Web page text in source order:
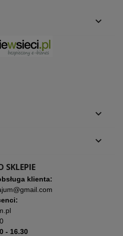



SKLEPIE
klienta:
- 16.30